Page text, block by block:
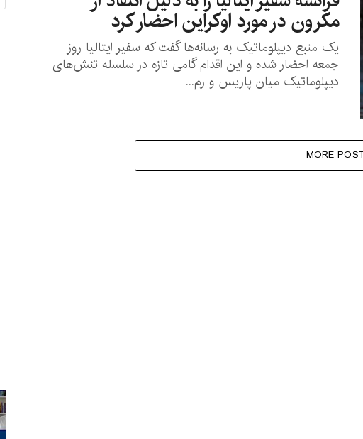
مکرون در مورد اوکراین احضار کرد
یک منبع دیپلوماتیک به رسانه‌ها گفت که سفیر ایتالیا روز
جمعه احضار شده و این اقدام گامی تازه در سلسله تنش‌های
دیپلوماتیک میان پاریس و رم...
MORE